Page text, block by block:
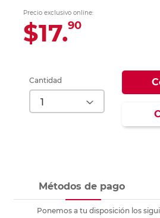
Precio exclusivo online:
$17.90
Cantidad
Métodos de pago
Ponemos a tu disposición los